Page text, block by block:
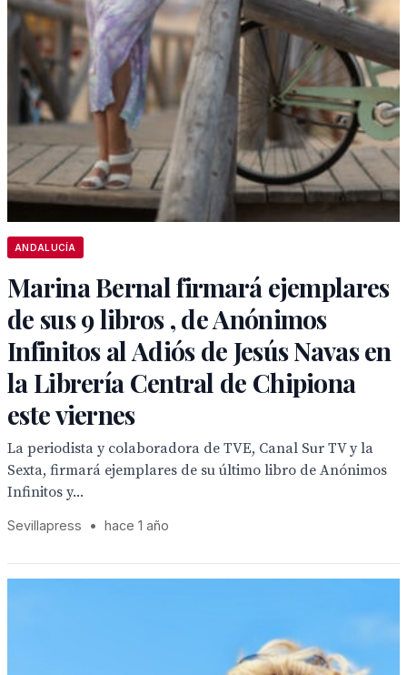
ANDALUCÍA
Marina Bernal firmará ejemplares
de sus 9 libros , de Anónimos
Infinitos al Adiós de Jesús Navas en
la Librería Central de Chipiona
este viernes
La periodista y colaboradora de TVE, Canal Sur TV y la
Sexta, firmará ejemplares de su último libro de Anónimos
Infinitos y...
Sevillapress • hace 1 año